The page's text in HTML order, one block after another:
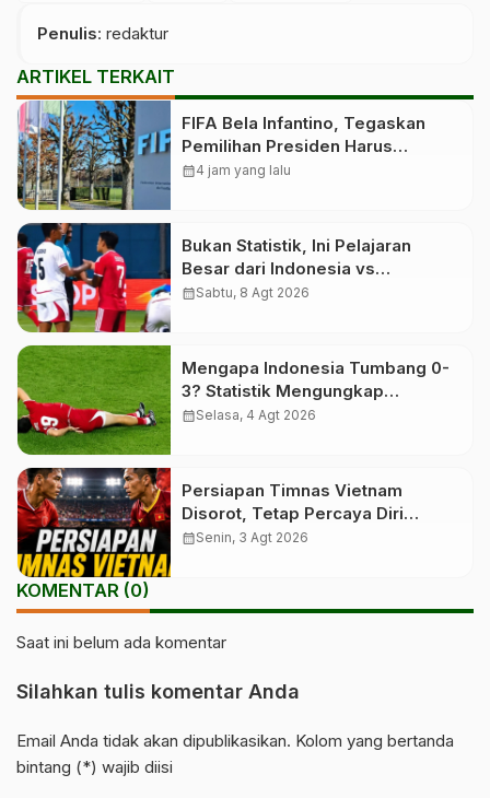
Penulis: redaktur
ARTIKEL TERKAIT
FIFA Bela Infantino, Tegaskan
Pemilihan Presiden Harus
Demokratis
calendar_month4 jam yang lalu
Bukan Statistik, Ini Pelajaran
Besar dari Indonesia vs
Singapura
calendar_monthSabtu, 8 Agt 2026
Mengapa Indonesia Tumbang 0-
3? Statistik Mengungkap
Faktanya
calendar_monthSelasa, 4 Agt 2026
Persiapan Timnas Vietnam
Disorot, Tetap Percaya Diri
Hadapi Indonesia
calendar_monthSenin, 3 Agt 2026
KOMENTAR (0)
Saat ini belum ada komentar
Silahkan tulis komentar Anda
Email Anda tidak akan dipublikasikan. Kolom yang bertanda
bintang (*) wajib diisi